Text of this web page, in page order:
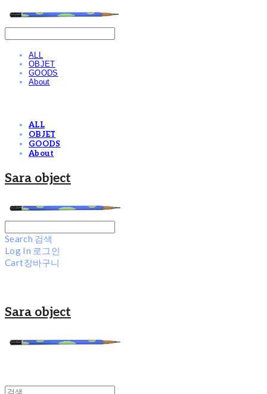
ALL
OBJET
GOODS
About
ALL
OBJET
GOODS
About
Sara object
Search 검색
Log In 로그인
Cart장바구니
Sara object